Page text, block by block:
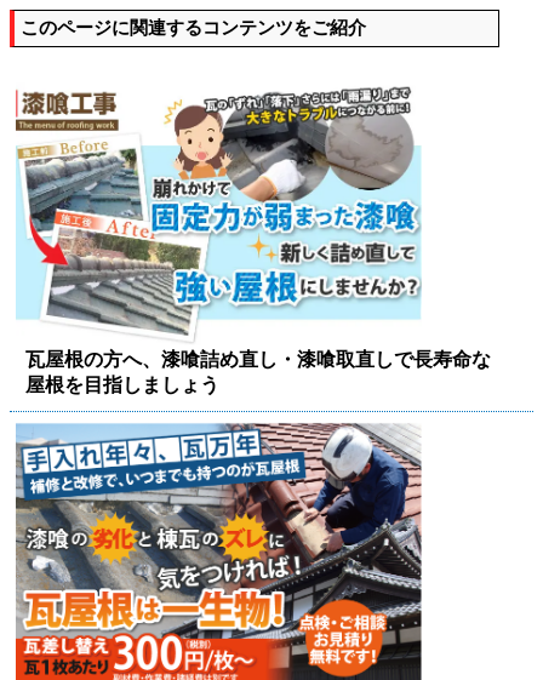
このページに関連するコンテンツをご紹介
瓦屋根の方へ、漆喰詰め直し・漆喰取直しで長寿命な
屋根を目指しましょう